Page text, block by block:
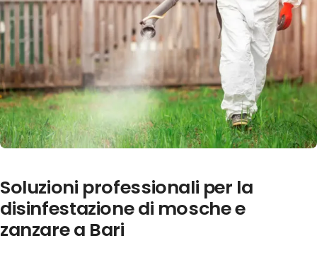
Soluzioni professionali per la
disinfestazione di mosche e
zanzare a Bari